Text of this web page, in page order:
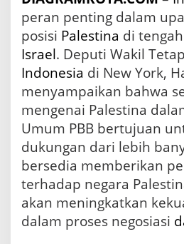
P
B
B
peran penting dalam
posisi Palestina
Israel. Deputi Wakil Tetap
Indonesia di New York,
menyampaikan bahwa
mengenai Palestina
Umum PBB bertujuan
dukungan dari lebih
bersedia memberikan
terhadap negara
akan meningkatkan
dalam proses negosiasi